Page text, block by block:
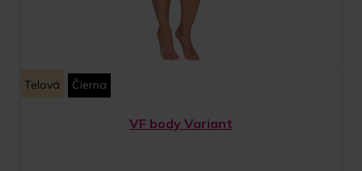
Telová Čierna
VF body Variant